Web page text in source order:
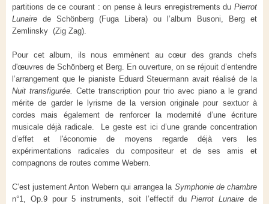
partitions de ce courant : on pense à leurs enregistrements du Pierrot
Lunaire de Schönberg (Fuga Libera) ou l’album Busoni, Berg et
Zemlinsky (Zig Zag).
Pour cet album, ils nous emmènent au cœur des grands chefs
d'œuvres de Schönberg et Berg. En ouverture, on se réjouit d’entendre
l’arrangement que le pianiste Eduard Steuermann avait réalisé de la
Nuit transfigurée.
Cette transcription pour trio avec piano a le grand
mérite de garder le lyrisme de la version originale pour sextuor à
cordes mais également de renforcer la modernité d’une écriture
musicale déjà radicale. Le geste est ici d’une grande concentration
d’effet et l'économie de moyens regarde déjà vers les
expérimentations radicales du compositeur et de ses amis et
compagnons de routes comme Webern.
C’est justement Anton Webern qui arrangea la Symphonie de chambre
n°1, Op.9 pour 5 instruments, soit l’effectif duPierrot Lunaire de